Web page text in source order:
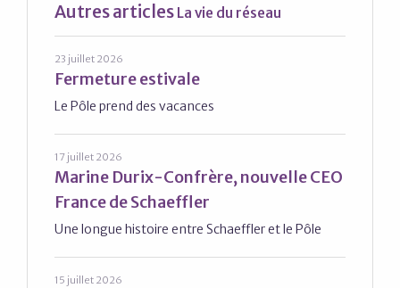
Autres articles La vie du réseau
23 juillet 2026
Fermeture estivale
Le Pôle prend des vacances
17 juillet 2026
Marine Durix-Confrère, nouvelle CEO
France de Schaeffler
Une longue histoire entre Schaeffler et le Pôle
15 juillet 2026